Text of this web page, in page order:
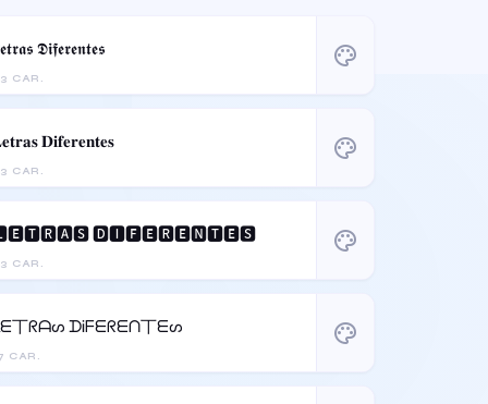
CAR.
𝕯𝖎𝖋𝖊𝖗𝖊𝖓𝖙𝖊𝖘 palette
CAR.
𝐃𝐢𝐟𝐞𝐫𝐞𝐧𝐭𝐞𝐬 palette
CAR.
🅳🅸🅵🅴🆁🅴🅽🆃🅴🆂 palette
CAR.
丅ᖇᗩᔕ ᗪᎥᖴᗴᖇᗴᑎ丅ᗴᔕ palette